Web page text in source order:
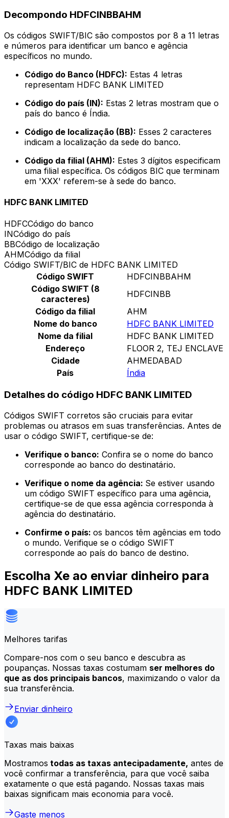
Decompondo HDFCINBBAHM
Os códigos SWIFT/BIC são compostos por 8 a 11 letras
e números para identificar um banco e agência
específicos no mundo.
Código do Banco (HDFC): Estas 4 letras
representam HDFC BANK LIMITED
Código do país (IN): Estas 2 letras mostram que o
país do banco é Índia.
Código de localização (BB): Esses 2 caracteres
indicam a localização da sede do banco.
Código da filial (AHM): Estes 3 dígitos especificam
uma filial específica. Os códigos BIC que terminam
em 'XXX' referem-se à sede do banco.
HDFC BANK LIMITED
HDFCCódigo do banco
INCódigo do país
BBCódigo de localização
AHMCódigo da filial
Código SWIFT/BIC de HDFC BANK LIMITED
Código SWIFT
HDFCINBBAHM
Código SWIFT (8
caracteres)
HDFCINBB
Código da filial
AHM
Nome do banco
HDFC BANK LIMITED
Nome da filial
HDFC BANK LIMITED
Endereço
FLOOR 2, TEJ ENCLAVE
Cidade
AHMEDABAD
País
Índia
Detalhes do código HDFC BANK LIMITED
Códigos SWIFT corretos são cruciais para evitar
problemas ou atrasos em suas transferências. Antes de
usar o código SWIFT, certifique-se de:
Verifique o banco: Confira se o nome do banco
corresponde ao banco do destinatário.
Verifique o nome da agência: Se estiver usando
um código SWIFT específico para uma agência,
certifique-se de que essa agência corresponda à
agência do destinatário.
Confirme o país: os bancos têm agências em todo
o mundo. Verifique se o código SWIFT
corresponde ao país do banco de destino.
Escolha Xe ao enviar dinheiro para
HDFC BANK LIMITED
Melhores tarifas
Compare-nos com o seu banco e descubra as
poupanças. Nossas taxas costumam ser melhores do
que as dos principais bancos, maximizando o valor da
sua transferência.
Enviar dinheiro
Taxas mais baixas
Mostramos todas as taxas antecipadamente, antes de
você confirmar a transferência, para que você saiba
exatamente o que está pagando. Nossas taxas mais
baixas significam mais economia para você.
Gaste menos